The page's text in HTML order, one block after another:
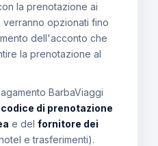
la prenotazione ai
opzionati fino
dell'acconto che
la prenotazione al
BarbaViaggi
codice di prenotazione
e del fornitore dei
e trasferimenti).